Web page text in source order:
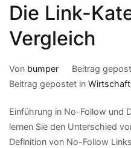
Die Link-
Vergleich
Von bumper Beitrag
Beitrag gepostet in
Einführung in No-Follow und
lernen Sie den Unterschied
Definition von No-Follow